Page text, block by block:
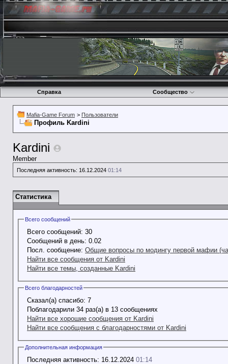
Справка Сообщество
Mafia-Game Forum > Пользователи
Профиль Kardini
Kardini
Member
Последняя активность: 16.12.2024 01:14
Статистика
Всего сообщений
Всего сообщений: 30
Сообщений в день: 0.02
Посл. сообщение: Общие вопросы по модингу первой мафии
Найти все сообщения от Kardini
Найти все темы, созданные Kardini
Всего благодарностей
Сказал(а) спасибо: 7
Поблагодарили 34 раз(а) в 13 сообщениях
Найти все хорошие сообщения от Kardini
Найти все сообщения с благодарностями от Kardini
Дополнительная информация
Последняя активность: 16.12.2024 01:14